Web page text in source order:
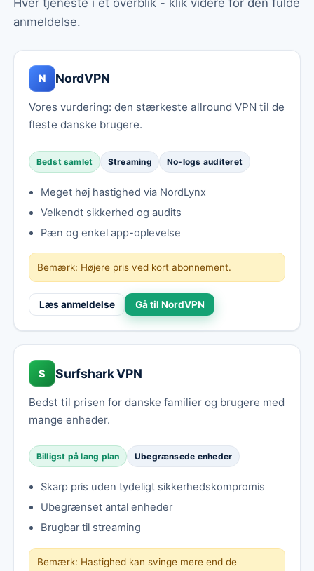
Hver tjeneste i ét overblik - klik videre for den fulde
anmeldelse.
N NordVPN
Vores vurdering: den stærkeste allround VPN til de
fleste danske brugere.
Bedst samlet Streaming No-logs auditeret
Meget høj hastighed via NordLynx
Velkendt sikkerhed og audits
Pæn og enkel app-oplevelse
Bemærk: Højere pris ved kort abonnement.
Læs anmeldelse Gå til NordVPN
S Surfshark VPN
Bedst til prisen for danske familier og brugere med
mange enheder.
Billigst på lang plan Ubegrænsede enheder
Skarp pris uden tydeligt sikkerhedskompromis
Ubegrænset antal enheder
Brugbar til streaming
Bemærk: Hastighed kan svinge mere end de